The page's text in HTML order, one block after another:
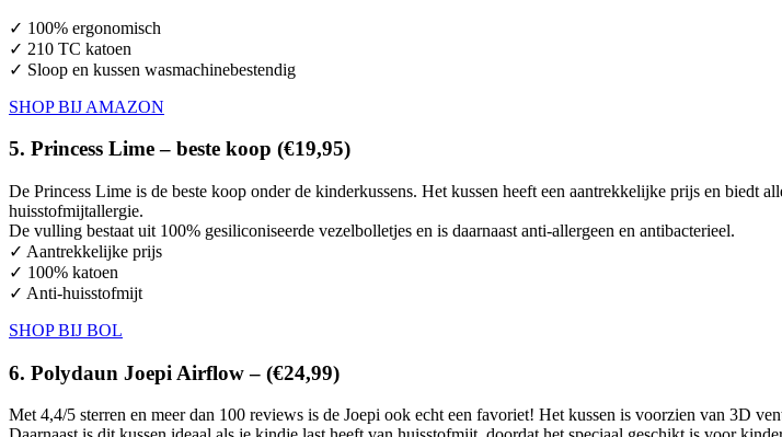
✓ 100% ergonomisch
✓ 210 TC katoen
✓ Sloop en kussen wasmachinebestendig
SHOP BIJ AMAZON
5. Princess Lime – beste koop (€19,95)
De Princess Lime is de beste koop onder de kinderkussens. Het kussen heeft een aantrekkelijke prijs en biedt
huisstofmijtallergie.
De vulling bestaat uit 100% gesiliconiseerde vezelbolletjes en is daarnaast anti-allergeen en antibacterieel.
✓ Aantrekkelijke prijs
✓ 100% katoen
✓ Anti-huisstofmijt
SHOP BIJ BOL
6. Polydaun Joepi Airflow – (€24,99)
Met 4,4/5 sterren en meer dan 100 reviews is de Joepi ook echt een favoriet! Het kussen is voorzien van 3D